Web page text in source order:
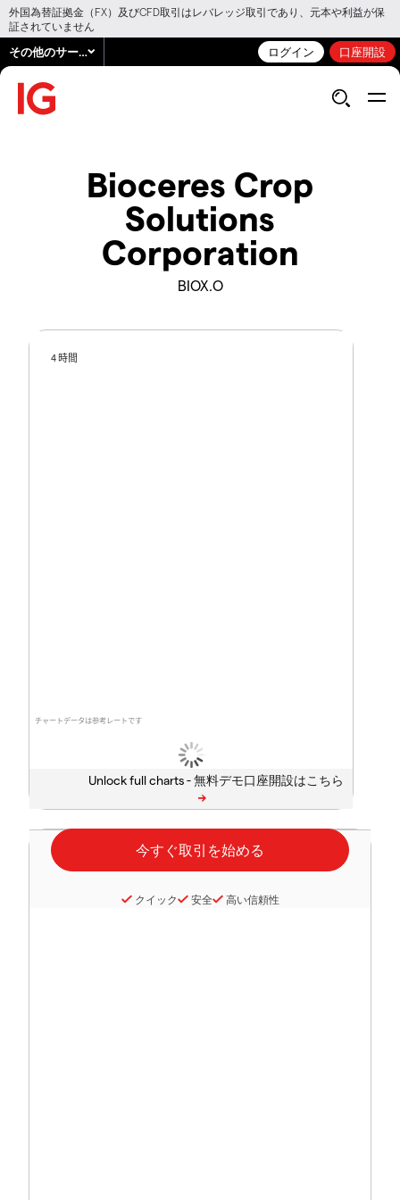
外国為替証拠金（FX）及びCFD取引はレバレッジ取引であり、元本や利益が保
証されていません
その他のサービス ログイン 口座開設
Bioceres Crop
Solutions
Corporation
BIOX.O
チャートデータは参考レートです
4 時間
Unlock full charts -
クイック 安全 高い信頼性